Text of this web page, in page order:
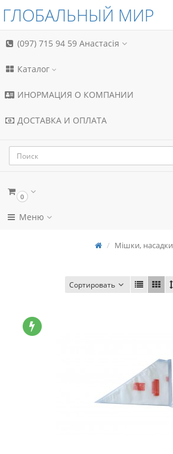
ГЛОБАЛЬНЫЙ МИР
(097) 715 94 59 Анастасія
Каталог
ИНОРМАЦИЯ О КОМПАНИИ
ДОСТАВКА И ОПЛАТА
0
Меню
Мішки, насадки
Сортировать